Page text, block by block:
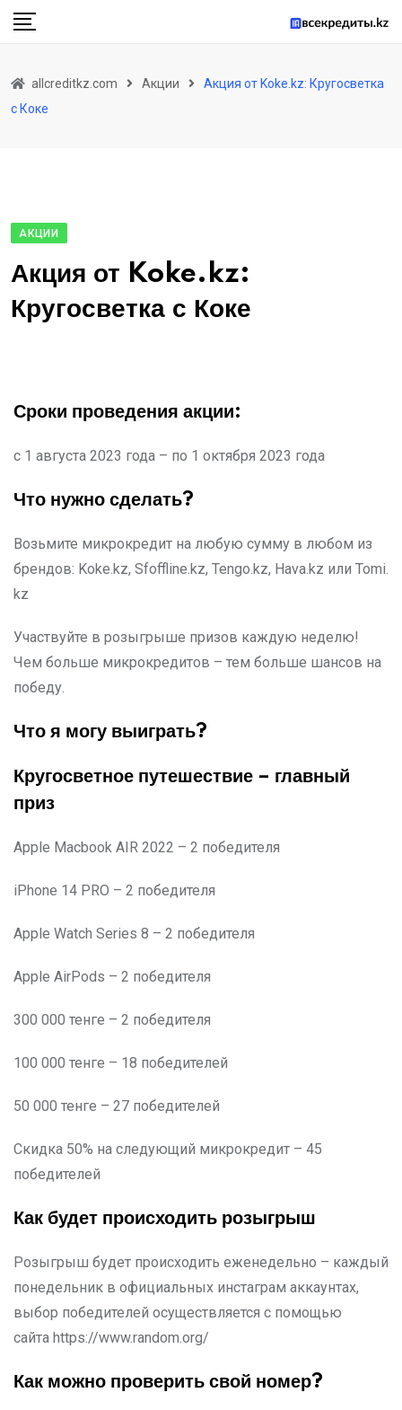
Skip
allcreditkz.com Акции
Акция от Koke.kz: Кругосветка
с Коке
АКЦИИ
Акция от Koke.kz:
Кругосветка с Коке
Сроки проведения акции:
с 1 августа 2023 года – по 1 октября 2023 года
Что нужно сделать?
Возьмите микрокредит на любую сумму в любом из
брендов: Koke.kz, Sfoffline.kz, Tengo.kz, Hava.kz или Tomi.
kz
Участвуйте в розыгрыше призов каждую неделю!
Чем больше микрокредитов – тем больше шансов на
победу.
Что я могу выиграть?
Кругосветное путешествие – главный
приз
Apple Macbook AIR 2022 – 2 победителя
iPhone 14 PRO – 2 победителя
Apple Watch Series 8 – 2 победителя
Apple AirPods – 2 победителя
300 000 тенге – 2 победителя
100 000 тенге – 18 победителей
50 000 тенге – 27 победителей
Скидка 50% на следующий микрокредит – 45
победителей
Как будет происходить розыгрыш
Розыгрыш будет происходить еженедельно – каждый
понедельник в официальных инстаграм аккаунтах,
выбор победителей осуществляется с помощью
сайта https://www.random.org/
Как можно проверить свой номер?